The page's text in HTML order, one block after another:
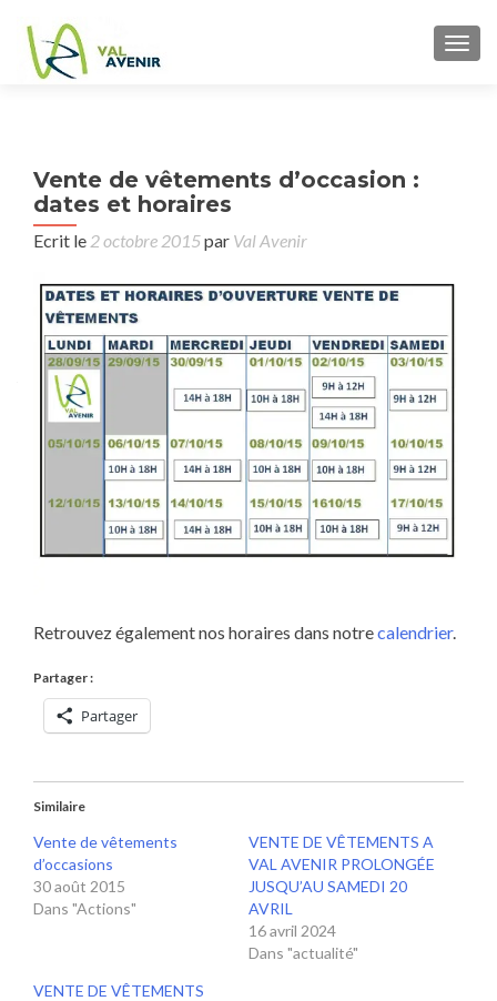
Vente de vêtements d’occasion :
dates et horaires
Ecrit le 2 octobre 2015par Val Avenir
Retrouvez également nos horaires dans notrecalendrier.
Partager :
Partager
Similaire
Vente de vêtements
d’occasions
30 août 2015
Dans "Actions"
VENTE DE VÊTEMENTS A
VAL AVENIR PROLONGÉE
JUSQU’AU SAMEDI 20
AVRIL
16 avril 2024
Dans "actualité"
VENTE DE VÊTEMENTS